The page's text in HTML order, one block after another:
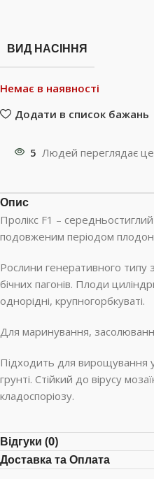
ВИД НАСІННЯ
Немає в наявності
Додати в список бажань
5 Людей переглядає
Опис
Пролікс F1 –
подовженим періодом
Рослини генеративного типу
бічних пагонів. Плоди
однорідні, крупногорбкуваті.
Для маринування,
Підходить для вирощування
грунті. Стійкий до вірусу
кладоспоріозу.
Відгуки (0)
Доставка та Оплата